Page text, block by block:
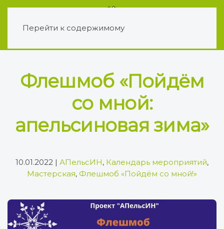
Перейти к содержимому
Флешмоб «Пойдём
со мной:
апельсиновая зима»
10.01.2022 | АПельсИН, Календарь мероприятий,
Мастерская, Флешмоб «Пойдём со мной!»